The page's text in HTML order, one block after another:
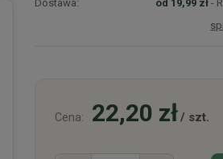
Dostawa: od 19,99 zł -
Cena: 22,20 zł/ szt.